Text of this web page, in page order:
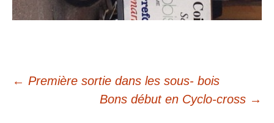
Navigation
← Première sortie dans les sous- bois
Bons début en Cyclo-cross →